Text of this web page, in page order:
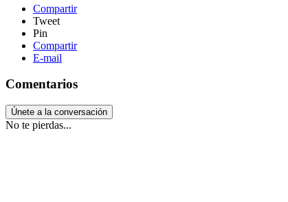
Compartir
Tweet
Pin
Compartir
E-mail
Comentarios
Únete a la conversación
No te pierdas...